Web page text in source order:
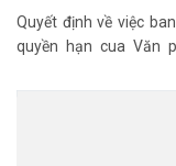
Quyết định về việc
quyền hạn cua Văn